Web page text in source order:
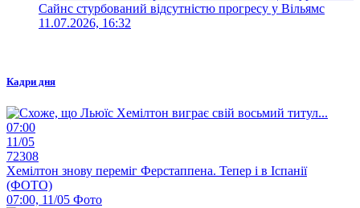
Сайнс стурбований відсутністю прогресу у Вільямс
11.07.2026, 16:32
Кадри дня
07:00
11/05
72308
Хемілтон знову переміг Ферстаппена. Тепер і в Іспанії
(ФОТО)
07:00, 11/05 Фото